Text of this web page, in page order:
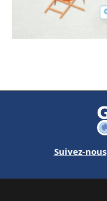
Suivez-nous